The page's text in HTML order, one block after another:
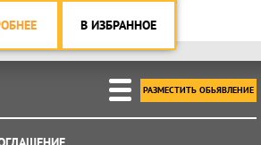
В ИЗБРАННОЕ
РАЗМЕСТИТЬ ОБЬЯВЛЕНИЕ